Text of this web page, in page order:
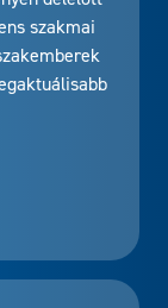
szakmai